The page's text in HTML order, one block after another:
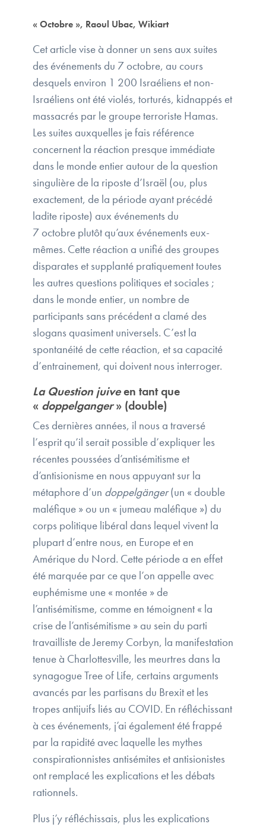
« Octobre », Raoul Ubac, Wikiart
Cet article vise à donner un sens aux suites
des événements du 7 octobre, au cours
desquels environ 1 200 Israéliens et non-
Israéliens ont été violés, torturés, kidnappés et
massacrés par le groupe terroriste Hamas.
Les suites auxquelles je fais référence
concernent la réaction presque immédiate
dans le monde entier autour de la question
singulière de la riposte d’Israël (ou, plus
exactement, de la période ayant précédé
ladite riposte) aux événements du
7 octobre plutôt qu’aux événements eux-
mêmes. Cette réaction a unifié des groupes
disparates et supplanté pratiquement toutes
les autres questions politiques et sociales ;
dans le monde entier, un nombre de
participants sans précédent a clamé des
slogans quasiment universels. C’est la
spontanéité de cette réaction, et sa capacité
d’entrainement, qui doivent nous interroger.
La Question juiveen tant que
« doppelganger» (double)
Ces dernières années, il nous a traversé
l’esprit qu’il serait possible d’expliquer les
récentes poussées d’antisémitisme et
d’antisionisme en nous appuyant sur la
métaphore d’un doppelgänger(un « double
maléfique » ou un « jumeau maléfique ») du
corps politique libéral dans lequel vivent la
plupart d’entre nous, en Europe et en
Amérique du Nord. Cette période a en effet
été marquée par ce que l’on appelle avec
euphémisme une « montée » de
l’antisémitisme, comme en témoignent « la
crise de l’antisémitisme » au sein du parti
travailliste de Jeremy Corbyn, la manifestation
tenue à Charlottesville, les meurtres dans la
synagogue Tree of Life, certains arguments
avancés par les partisans du Brexit et les
tropes antijuifs liés au COVID. En réfléchissant
à ces événements, j’ai également été frappé
par la rapidité avec laquelle les mythes
conspirationnistes antisémites et antisionistes
ont remplacé les explications et les débats
rationnels.
Plus j’y réfléchissais, plus les explications